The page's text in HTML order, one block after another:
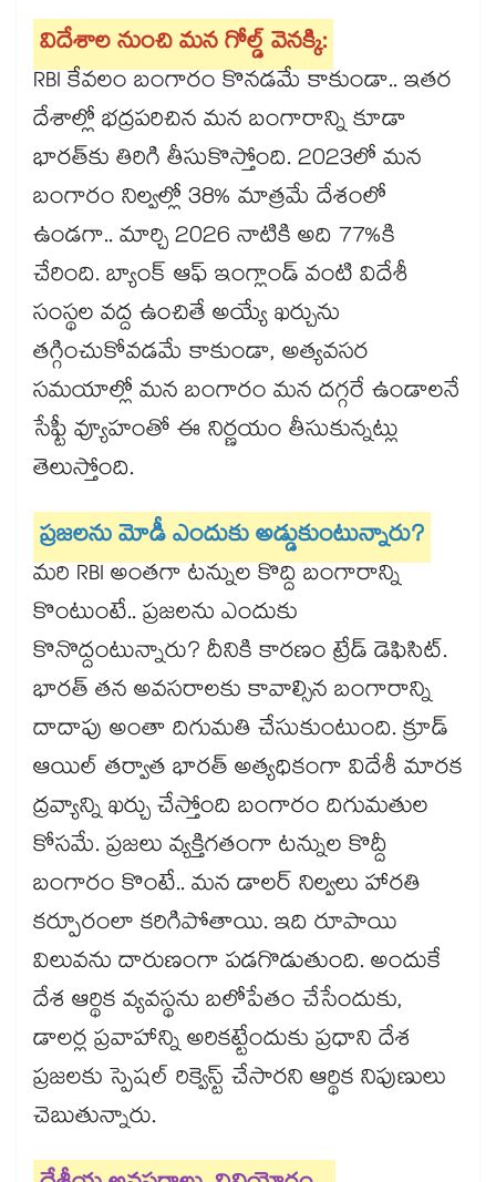
విదేశాల నుంచి మన గోల్డ్ వెనక్కి:
RBI కేవలం బంగారం కొనడమే కాకుండా.. ఇతర
దేశాల్లో భద్రపరిచిన మన బంగారాన్ని కూడా
భారత్‌కు తిరిగి తీసుకొస్తోంది. 2023లో మన
బంగారం నిల్వల్లో 38% మాత్రమే దేశంలో
ఉండగా.. మార్చి 2026 నాటికి అది 77%కి
చేరింది. బ్యాంక్ ఆఫ్ ఇంగ్లాండ్ వంటి విదేశీ
సంస్థల వద్ద ఉంచితే అయ్యే ఖర్చును
తగ్గించుకోవడమే కాకుండా, అత్యవసర
సమయాల్లో మన బంగారం మన దగ్గరే ఉండాలనే
సేఫ్టీ వ్యూహంతో ఈ నిర్ణయం తీసుకున్నట్లు
తెలుస్తోంది.
ప్రజలను మోడీ ఎందుకు అడ్డుకుంటున్నారు?
మరి RBI అంతగా టన్నుల కొద్ది బంగారాన్ని
కొంటుంటే.. ప్రజలను ఎందుకు
కొనొద్దంటున్నారు? దీనికి కారణం ట్రేడ్ డెఫిసిట్.
భారత్ తన అవసరాలకు కావాల్సిన బంగారాన్ని
దాదాపు అంతా దిగుమతి చేసుకుంటుంది. క్రూడ్
ఆయిల్ తర్వాత భారత్ అత్యధికంగా విదేశీ మారక
ద్రవ్యాన్ని ఖర్చు చేస్తోంది బంగారం దిగుమతుల
కోసమే. ప్రజలు వ్యక్తిగతంగా టన్నుల కొద్దీ
బంగారం కొంటే.. మన డాలర్ నిల్వలు హారతి
కర్పూరంలా కరిగిపోతాయి. ఇది రూపాయి
విలువను దారుణంగా పడగొడుతుంది. అందుకే
దేశ ఆర్థిక వ్యవస్థను బలోపేతం చేసేందుకు,
డాలర్ల ప్రవాహాన్ని అరికట్టేందుకు ప్రధాని దేశ
ప్రజలకు స్పెషల్ రిక్వెస్ట్ చేసారని ఆర్థిక నిపుణులు
చెబుతున్నారు.